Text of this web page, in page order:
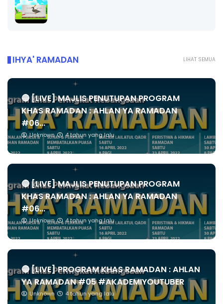
LIHAT SEMUA
IHYA' RAMADAN
🔴 [LIVE] MAJLIS PENUTUPAN PROGRAM
KHAS RAMADAN : AHLAN YA RAMADAN
#06...
Unknown 4 tahun yang lalu
🔴 [LIVE] MAJLIS PENUTUPAN PROGRAM
KHAS RAMADAN : AHLAN YA RAMADAN
#06...
Unknown 4 tahun yang lalu
🔴 [LIVE] PROGRAM KHAS RAMADAN : AHLAN
YA RAMADAN #05 #AKADEMIYOUTUBER
Unknown 4 tahun yang lalu